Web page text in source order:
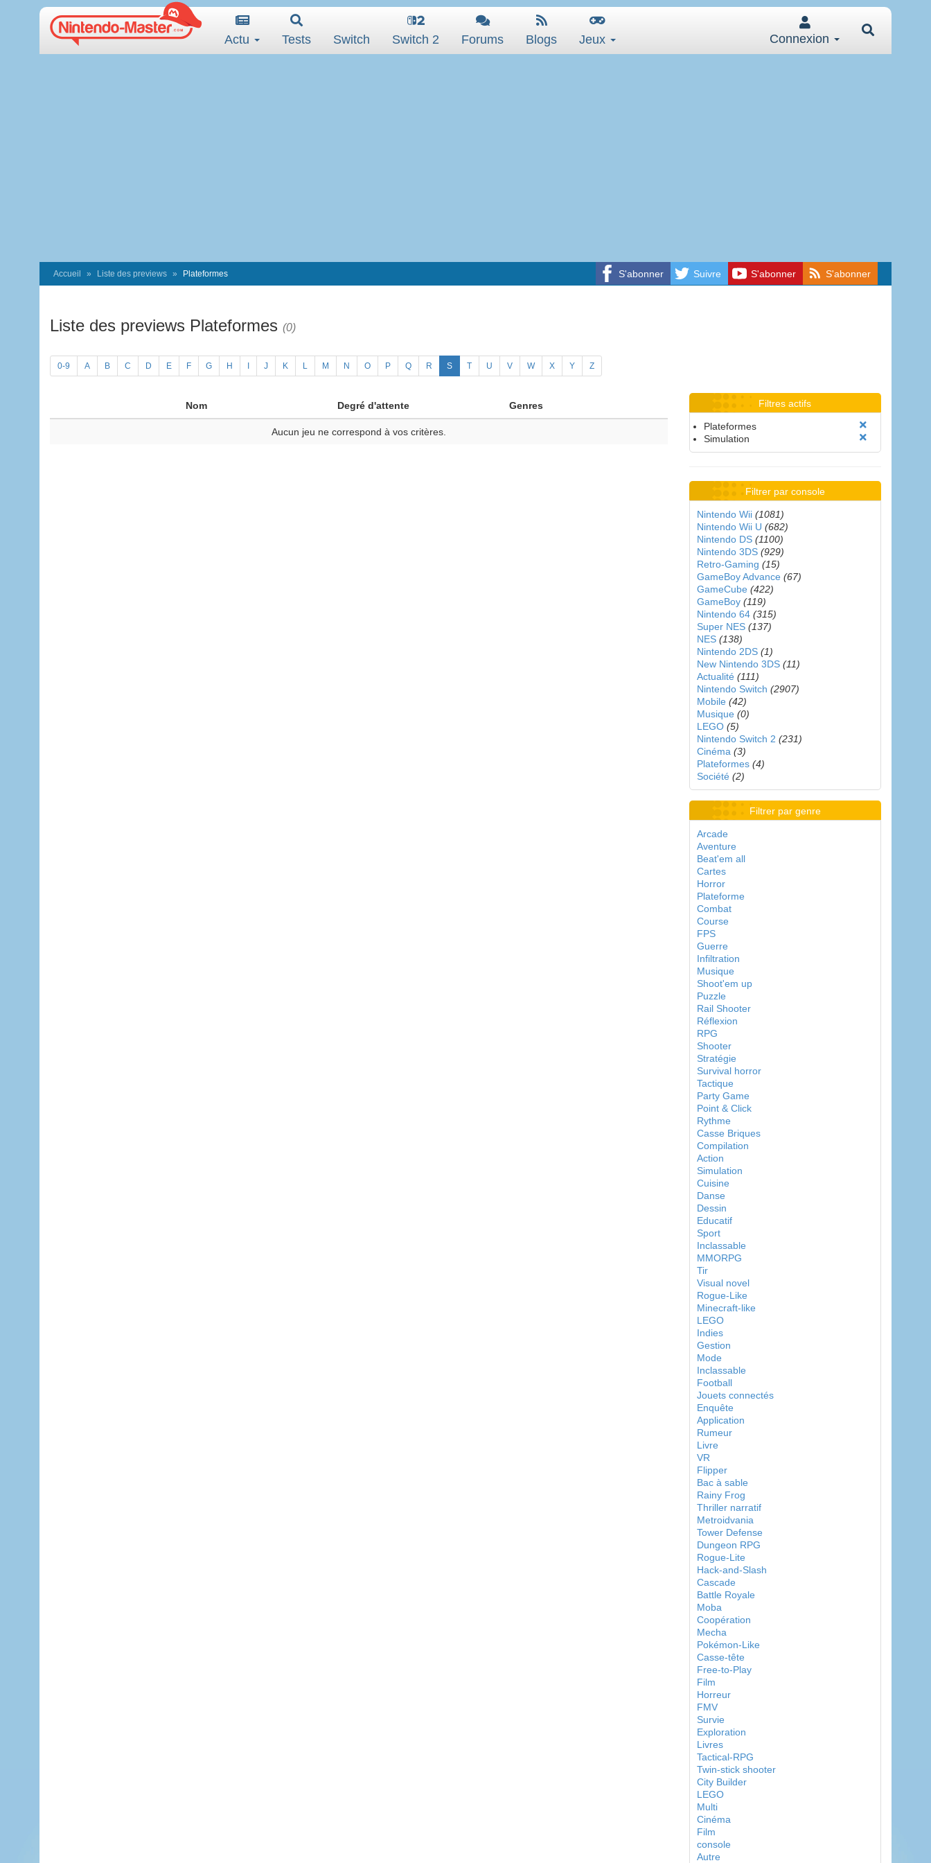
Actu Tests Switch Switch 2 Forums Blogs Jeux Connexion
S'abonner Suivre S'abonner S'abonner
Accueil Liste des previews Plateformes
Liste des previews Plateformes (0)
0-9 A B C D E F G H J K L M N O P Q R S T U V W X Y Z
Nom Degré d'attente Genres
Aucun jeu ne correspond à vos critères.
Filtres actifs
Plateformes
Simulation
Filtrer par console
Nintendo Wii (1081)
Nintendo Wii U (682)
Nintendo DS (1100)
Nintendo 3DS (929)
Retro-Gaming (15)
GameBoy Advance (67)
GameCube (422)
GameBoy (119)
Nintendo 64 (315)
Super NES (137)
NES (138)
Nintendo 2DS (1)
New Nintendo 3DS (11)
Actualité (111)
Nintendo Switch (2907)
Mobile (42)
Musique (0)
LEGO (5)
Nintendo Switch 2 (231)
Cinéma (3)
Plateformes (4)
Société (2)
Filtrer par genre
Arcade
Aventure
Beat'em all
Cartes
Horror
Plateforme
Combat
Course
FPS
Guerre
Infiltration
Musique
Shoot'em up
Puzzle
Rail Shooter
Réflexion
RPG
Shooter
Stratégie
Survival horror
Tactique
Party Game
Point & Click
Rythme
Casse Briques
Compilation
Action
Simulation
Cuisine
Danse
Dessin
Educatif
Sport
Inclassable
MMORPG
Tir
Visual novel
Rogue-Like
Minecraft-like
LEGO
Indies
Gestion
Mode
Inclassable
Football
Jouets connectés
Enquête
Application
Rumeur
Livre
VR
Flipper
Bac à sable
Rainy Frog
Thriller narratif
Metroidvania
Tower Defense
Dungeon RPG
Rogue-Lite
Hack-and-Slash
Cascade
Battle Royale
Moba
Coopération
Mecha
Pokémon-Like
Casse-tête
Free-to-Play
Film
Horreur
FMV
Survie
Exploration
Livres
Tactical-RPG
Twin-stick shooter
City Builder
LEGO
Multi
Cinéma
Film
console
Autre